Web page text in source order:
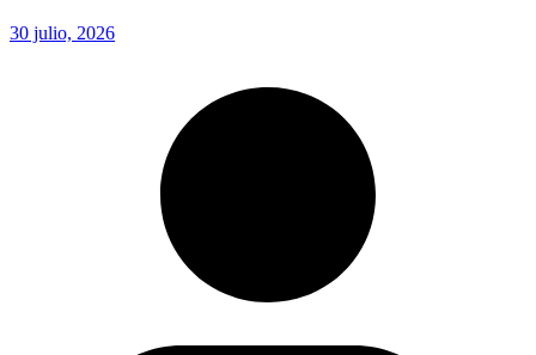
30 julio, 2026